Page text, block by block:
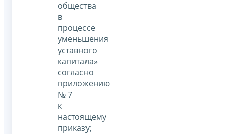
общества
в
процессе
уменьшения
уставного
капитала»
согласно
приложению
№ 7
к
настоящему
приказу;